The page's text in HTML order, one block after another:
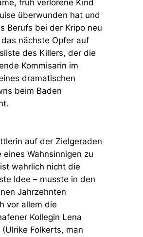
früh verlorene Kind
überwunden hat und
Berufs bei der Kripo neu
nächste Opfer auf
des Killers, der die
Kommisarin im
dramatischen
beim Baden
auf der Zielgeraden
eines Wahnsinnigen zu
wahrlich nicht die
Idee – musste in den
Jahrzehnten
vor allem die
Kollegin Lena
Folkerts, man